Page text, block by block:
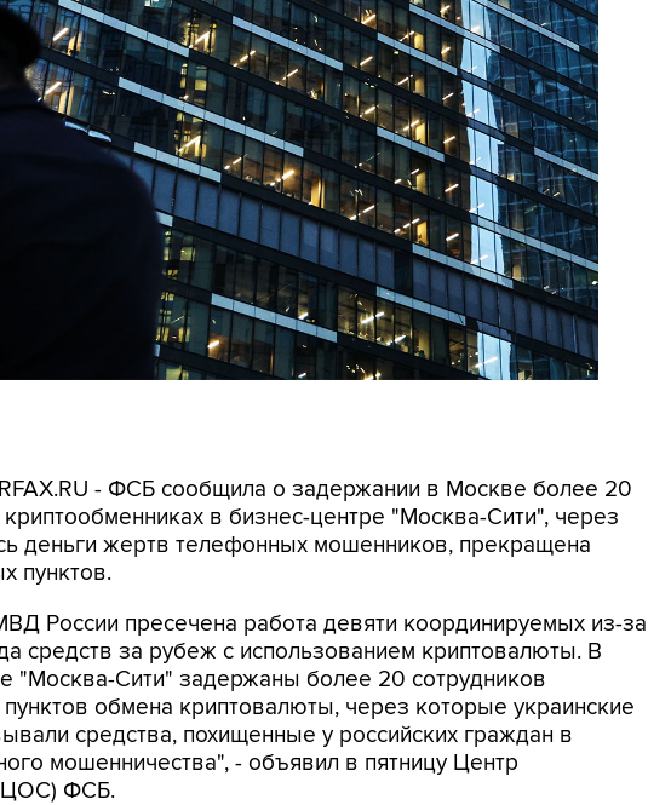
- ФСБ сообщила о задержании в Москве более 20
в бизнес-центре "Москва-Сити", через
деньги жертв телефонных мошенников, прекращена
пунктов.
России пресечена работа девяти координируемых из-за
средств за рубеж с использованием криптовалюты. В
"Москва-Сити" задержаны более 20 сотрудников
обмена криптовалюты, через которые украинские
средства, похищенные у российских граждан в
мошенничества", - объявил в пятницу Центр
ФСБ.